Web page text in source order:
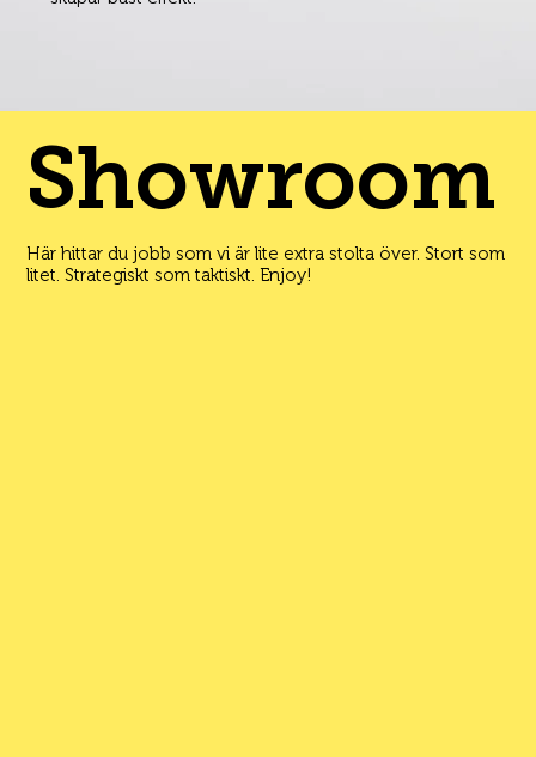
Showroom
Här hittar du jobb som vi är lite extra stolta över. Stort som
litet. Strategiskt som taktiskt. Enjoy!